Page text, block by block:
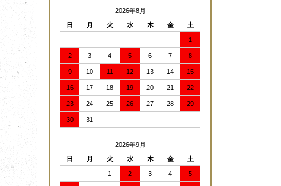
2026年8月
日
月 火 水 木 金 土
1
2 3 4 5 6 7 8
9 10 11 12 13 14 15
16 17 18 19 20 21 22
23 24 25 26 27 28 29
30 31
2026年9月
日
月 火 水 木 金 土
1 2 3 4 5